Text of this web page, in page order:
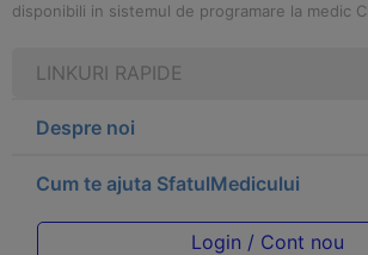
disponibili in sistemul de programare la medic
LINKURI RAPIDE
Despre noi
Cum te ajuta SfatulMedicului
Login / Cont nou